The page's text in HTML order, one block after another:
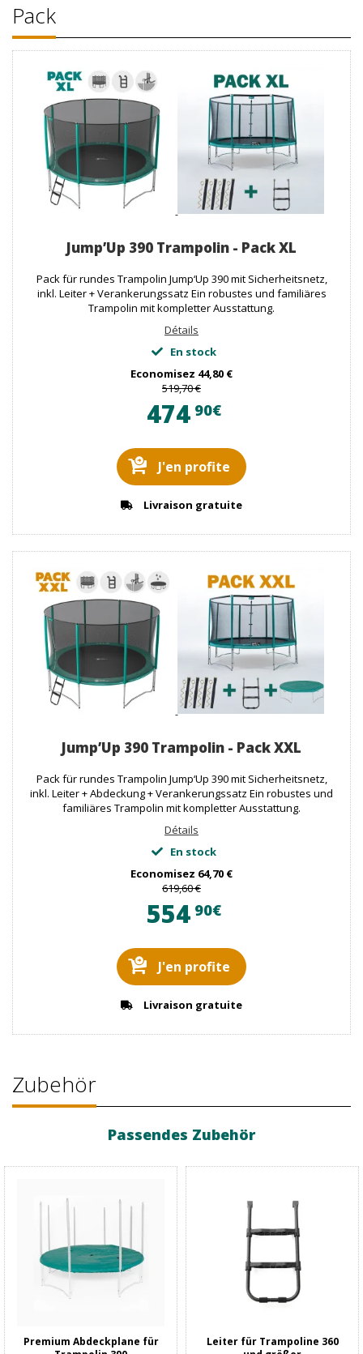
Pack
Jump’Up 390 Trampolin - Pack XL
Pack für rundes Trampolin Jump‘Up 390 mit Sicherheitsnetz,
inkl. Leiter + Verankerungssatz Ein robustes und familiäres
Trampolin mit kompletter Ausstattung.
Détails
En stock
Economisez 44,80 €
519,70 €
474 90€
J'en profite
Livraison gratuite
Jump’Up 390 Trampolin - Pack XXL
Pack für rundes Trampolin Jump‘Up 390 mit Sicherheitsnetz,
inkl. Leiter + Abdeckung + Verankerungssatz Ein robustes und
familiäres Trampolin mit kompletter Ausstattung.
Détails
En stock
Economisez 64,70 €
619,60 €
554 90€
J'en profite
Livraison gratuite
Zubehör
Passendes Zubehör
Premium Abdeckplane für
Leiter für Trampoline 360